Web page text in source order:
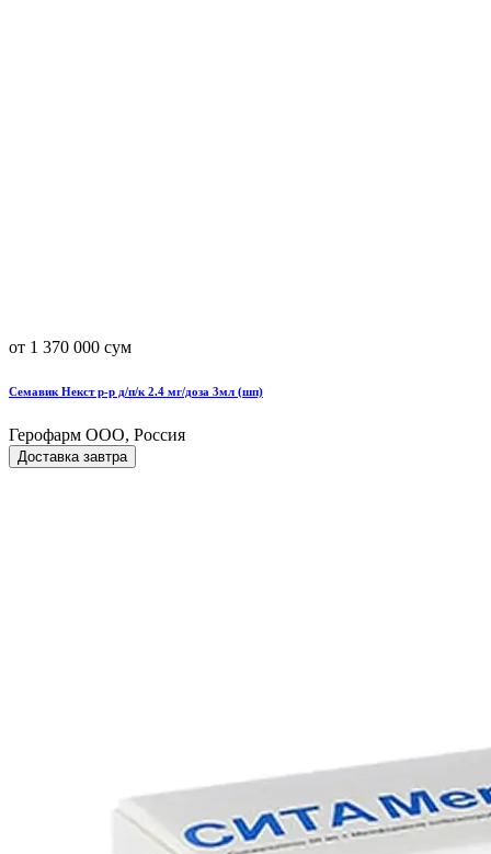
от 1 370 000 сум
Семавик Некст р-р д/п/к 2.4 мг/доза 3мл (шп)
Герофарм ООО, Россия
Доставка завтра